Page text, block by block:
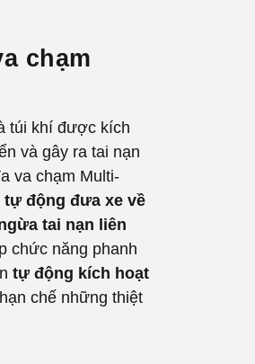
chạm
túi khí được kích
và gây ra tai nạn
va chạm Multi-
tự động đưa xe về
tai nạn liên
chức năng phanh
tự động kích hoạt
chế những thiệt